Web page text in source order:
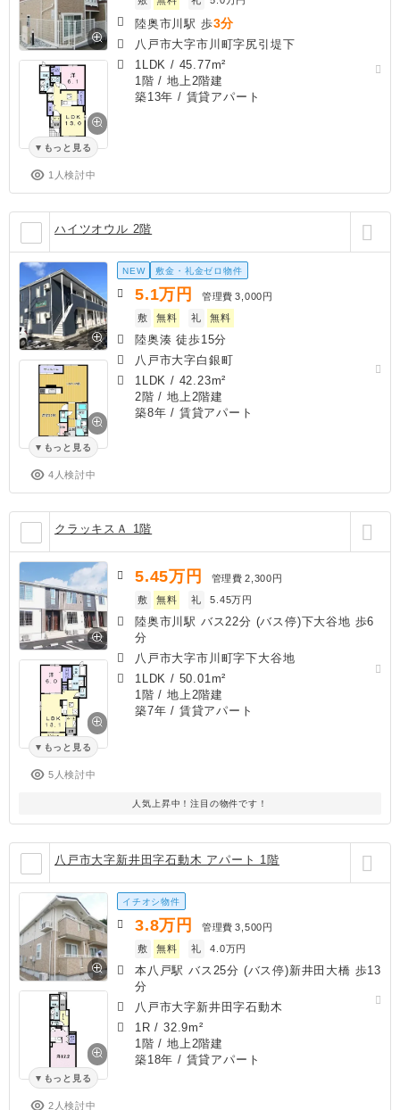
もっと見る
1人検討中
陸奥市川駅 歩3分
八戸市大字市川町字尻引堤下
1LDK / 45.77m²
1階 / 地上2階建
築13年 / 賃貸アパート
ハイツオウル 2階
もっと見る
4人検討中
NEW 敷金・礼金ゼロ物件
5.1万円 管理費 3,000円
敷
無料 礼 無料
陸奥湊 徒歩15分
八戸市大字白銀町
1LDK / 42.23m²
2階 / 地上2階建
築8年 / 賃貸アパート
クラッキスＡ 1階
もっと見る
5人検討中
5.45万円 管理費 2,300円
敷
無料 礼 5.45万円
陸奥市川駅 バス22分 (バス停)下大谷地 歩6
分
八戸市大字市川町字下大谷地
1LDK / 50.01m²
1階 / 地上2階建
築7年 / 賃貸アパート
人気上昇中！注目の物件です！
八戸市大字新井田字石動木 アパート 1階
もっと見る
2人検討中
イチオシ物件
3.8万円 管理費 3,500円
敷
無料 礼 4.0万円
本八戸駅 バス25分 (バス停)新井田大橋 歩13
分
八戸市大字新井田字石動木
1R /32.9m²
1階 / 地上2階建
築18年 / 賃貸アパート